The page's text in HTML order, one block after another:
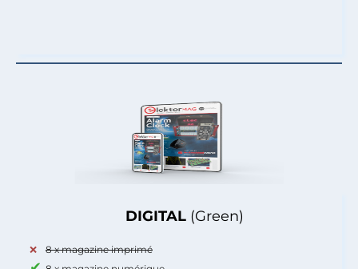
DIGITAL (Green)
8 x magazine imprimé